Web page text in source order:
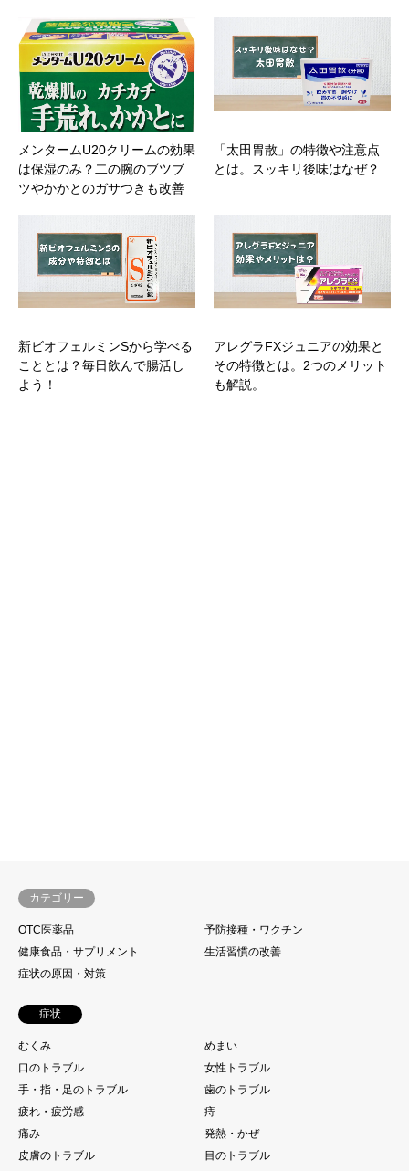
メンタームU20クリームの効果
は保湿のみ？二の腕のブツブ
ツやかかとのガサつきも改善
「太田胃散」の特徴や注意点
とは。スッキリ後味はなぜ？
新ビオフェルミンSから学べる
こととは？毎日飲んで腸活し
よう！
アレグラFXジュニアの効果と
その特徴とは。2つのメリット
も解説。
カテゴリー
OTC医薬品
予防接種・ワクチン
健康食品・サプリメント
生活習慣の改善
症状の原因・対策
症状
むくみ
めまい
口のトラブル
女性トラブル
手・指・足のトラブル
歯のトラブル
疲れ・疲労感
痔
痛み
発熱・かぜ
皮膚のトラブル
目のトラブル